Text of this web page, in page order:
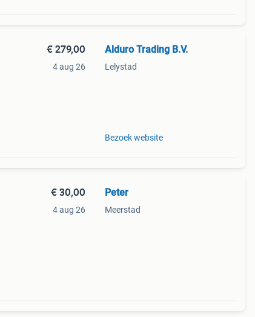
€ 279,00
4 aug 26
Alduro Trading B.V.
Lelystad
Bezoek website
€ 30,00
4 aug 26
Peter
Meerstad